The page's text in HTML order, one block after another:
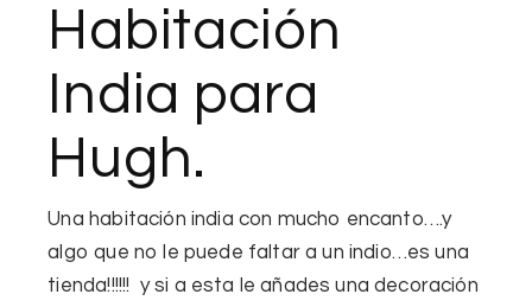
Habitación
India para
Hugh.
Una habitación india con mucho encanto….y
algo que no le puede faltar a un indio…es una
tienda!!!!!! y si a esta le añades una decoración